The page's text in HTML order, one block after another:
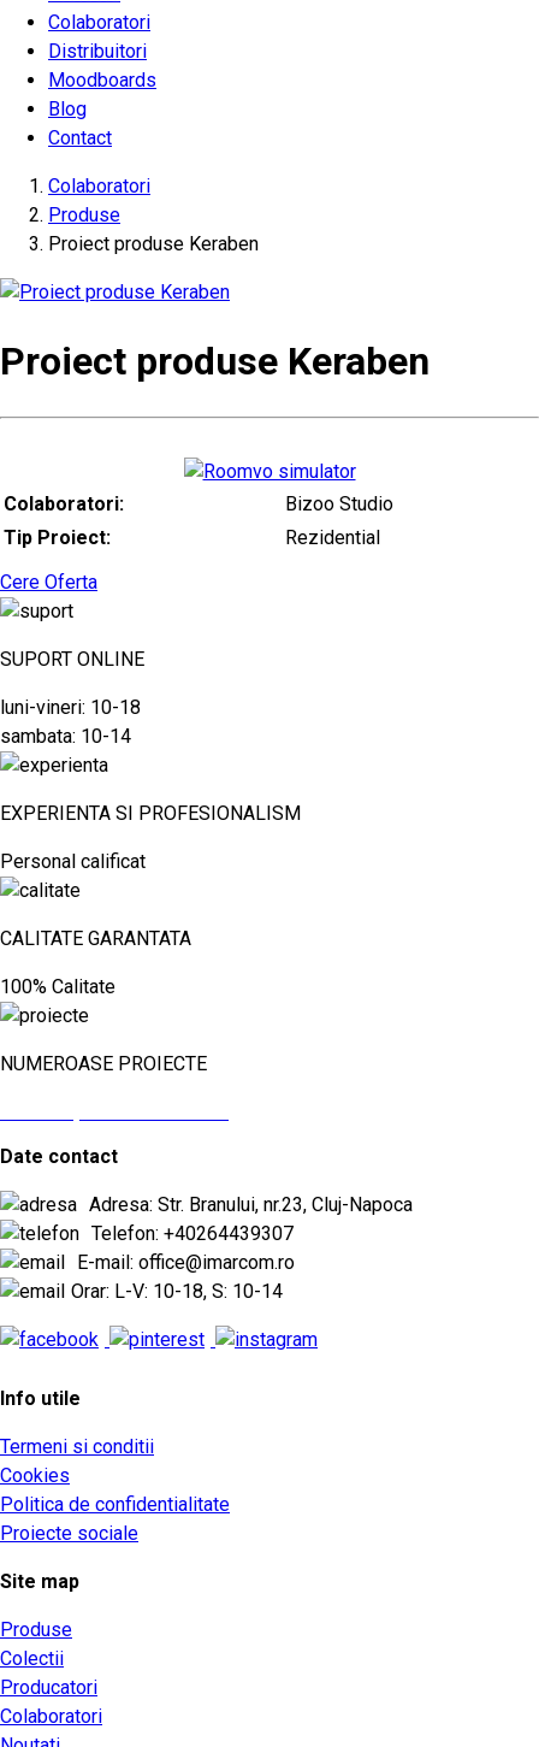
Colaboratori
Distribuitori
Moodboards
Blog
Contact
Colaboratori
Produse
Proiect produse Keraben
Proiect produse Keraben
Colaboratori:
Bizoo Studio
Tip Proiect:
Rezidential
Cere Oferta
SUPORT ONLINE
luni-vineri: 10-18
sambata: 10-14
EXPERIENTA SI PROFESIONALISM
Personal calificat
CALITATE GARANTATA
100% Calitate
NUMEROASE PROIECTE
Date contact
Adresa: Str. Branului, nr.23, Cluj-Napoca
Telefon: +40264439307
E-mail: office@imarcom.ro
Orar: L-V: 10-18, S: 10-14
Info utile
Termeni si conditii
Cookies
Politica de confidentialitate
Proiecte sociale
Site map
Produse
Colectii
Producatori
Colaboratori